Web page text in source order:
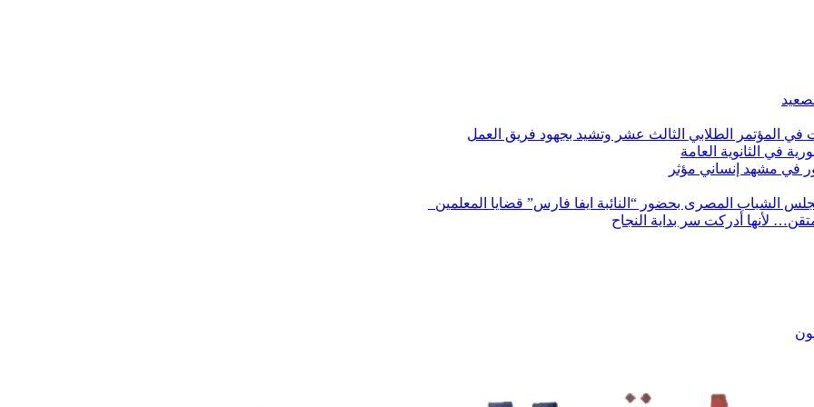
في المؤتمر الطلابي الثالث عشر وتشيد بجهود فريق العمل
في الثانوية العامة
في مشهد إنساني مؤثر
الشباب المصرى بحضور “النائبة ايفا فارس” قضايا المعلمين
لأنها أدركت سر بداية النجاح